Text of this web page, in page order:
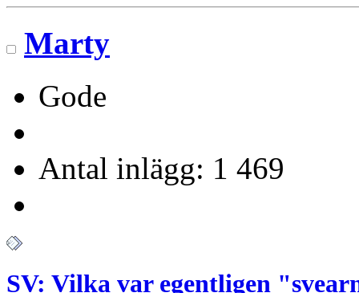
Marty
Gode
Antal inlägg: 1 469
SV: Vilka var egentligen